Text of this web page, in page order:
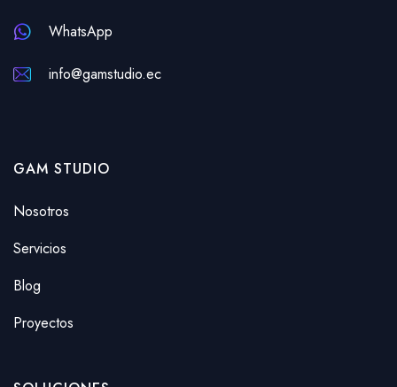
WhatsApp
info@gamstudio.ec
GAM STUDIO
Nosotros
Servicios
Blog
Proyectos